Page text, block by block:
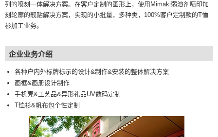
列的喷刻一体解决方案。在客户定制的图形上，使用Mimaki弱溶剂喷印加
刻轮廓的靓贴解决方案，实现的小批量，多种类，100%客户定制款的T恤
衫加工业务。
企业业务介绍
各种户内外标牌标示的设计&制作&安装的整体解决方案
画框&画册设计制作
手机壳&工艺品&异形礼品UV数码定制
T恤衫&帆布包个性定制